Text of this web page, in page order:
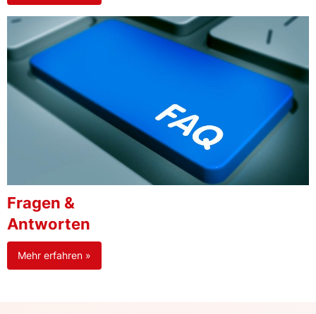
Fragen &
Antworten
Mehr erfahren »